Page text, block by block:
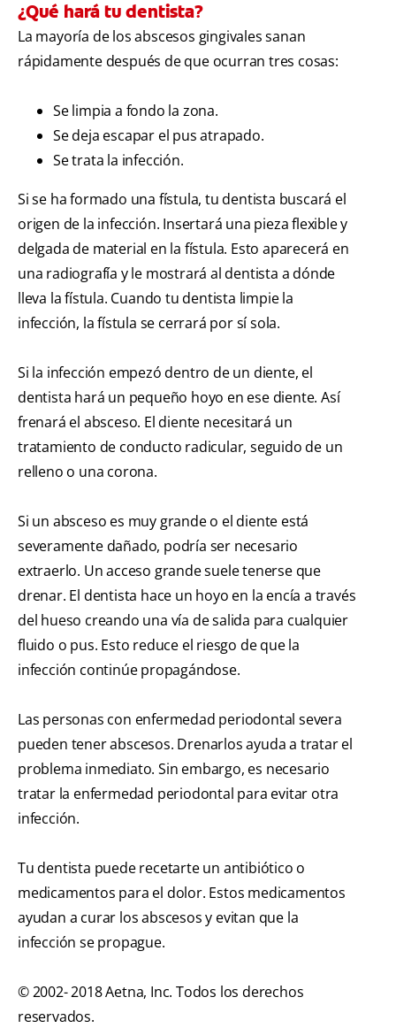
¿Qué hará tu dentista?
La mayoría de los abscesos gingivales sanan
rápidamente después de que ocurran tres cosas:
Se limpia a fondo la zona.
Se deja escapar el pus atrapado.
Se trata la infección.
Si se ha formado una fístula, tu dentista buscará el
origen de la infección. Insertará una pieza flexible y
delgada de material en la fístula. Esto aparecerá en
una radiografía y le mostrará al dentista a dónde
lleva la fístula. Cuando tu dentista limpie la
infección, la fístula se cerrará por sí sola.
Si la infección empezó dentro de un diente, el
dentista hará un pequeño hoyo en ese diente. Así
frenará el absceso. El diente necesitará un
tratamiento de conducto radicular, seguido de un
relleno o una corona.
Si un absceso es muy grande o el diente está
severamente dañado, podría ser necesario
extraerlo. Un acceso grande suele tenerse que
drenar. El dentista hace un hoyo en la encía a través
del hueso creando una vía de salida para cualquier
fluido o pus. Esto reduce el riesgo de que la
infección continúe propagándose.
Las personas con enfermedad periodontal severa
pueden tener abscesos. Drenarlos ayuda a tratar el
problema inmediato. Sin embargo, es necesario
tratar la enfermedad periodontal para evitar otra
infección.
Tu dentista puede recetarte un antibiótico o
medicamentos para el dolor. Estos medicamentos
ayudan a curar los abscesos y evitan que la
infección se propague.
© 2002- 2018 Aetna, Inc. Todos los derechos
reservados.